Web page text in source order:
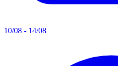
10/08 - 14/08